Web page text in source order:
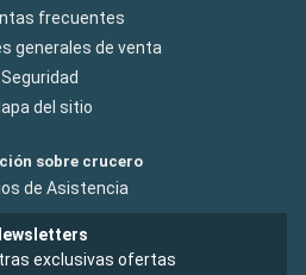
frecuentes
generales de venta
Seguridad
del sitio
sobre crucero
de Asistencia
exclusivas ofertas